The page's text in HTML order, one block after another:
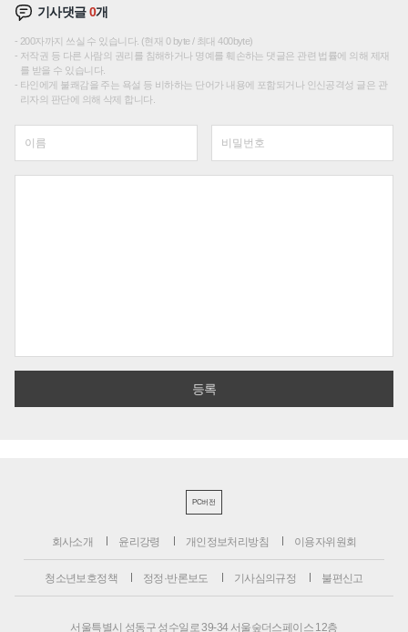
기사댓글0개
200자까지 쓰실 수 있습니다. (현재 0 byte / 최대 400byte)
저작권 등 다른 사람의 권리를 침해하거나 명예를 훼손하는 댓글은 관련 법률에 의해 제재
를 받을 수 있습니다.
타인에게 불쾌감을 주는 욕설 등 비하하는 단어가 내용에 포함되거나 인신공격성 글은 관
리자의 판단에 의해 삭제 합니다.
PC버전
회사소개 윤리강령 개인정보처리방침 이용자위원회
청소년보호정책 정정·반론보도 기사심의규정 불편신고
서울특별시 성동구 성수일로 39-34 서울숲더스페이스 12층